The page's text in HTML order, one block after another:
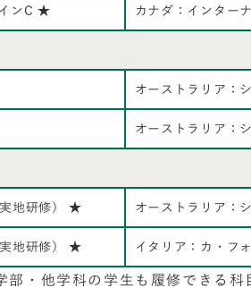
インC ★ カナダ：インター
オーストラリア：
オーストラリア：
地研修） ★ オーストラリア：
地研修） ★ イタリア：カ・フ
・他学科の学生も履修できる科